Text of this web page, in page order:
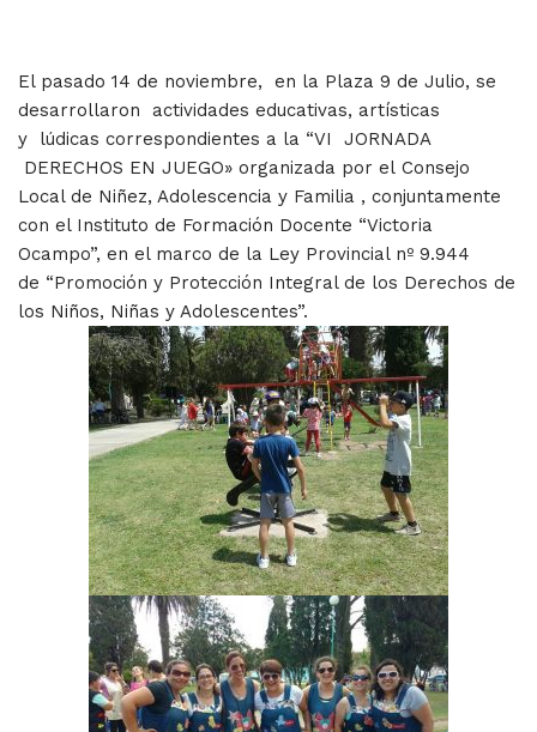
El pasado 14 de noviembre, en la Plaza 9 de Julio, se
desarrollaron actividades educativas, artísticas
y lúdicas correspondientes a la “VI JORNADA
DERECHOS EN JUEGO» organizada por el Consejo
Local de Niñez, Adolescencia y Familia , conjuntamente
con el Instituto de Formación Docente “Victoria
Ocampo”, en el marco de la Ley Provincial nº 9.944
de “Promoción y Protección Integral de los Derechos de
los Niños, Niñas y Adolescentes”.